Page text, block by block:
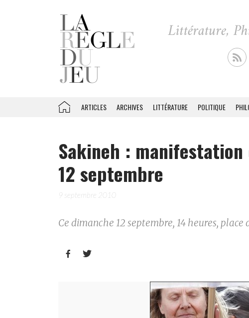
ARTICLES ARCHIVES LITTÉRATURE POLITIQUE
Sakineh :
12 septembre
9 septembre 2010
Ce dimanche 12 septembre, 14 heures, place
 